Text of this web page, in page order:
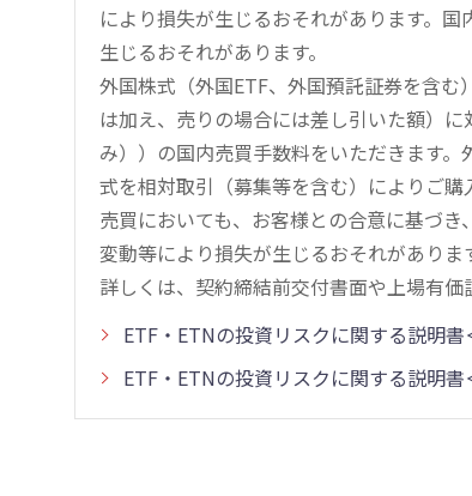
により損失が生じるおそれがあります。
生じるおそれがあります。
外国株式（外国ETF、外国預託証券を含
は加え、売りの場合には差し引いた額）
み））の国内売買手数料をいただきます
式を相対取引（募集等を含む）によりご
売買においても、お客様との合意に基づ
変動等により損失が生じるおそれがありま
詳しくは、契約締結前交付書面や上場有
ETF・ETNの投資リスクに関する説明
ETF・ETNの投資リスクに関する説明